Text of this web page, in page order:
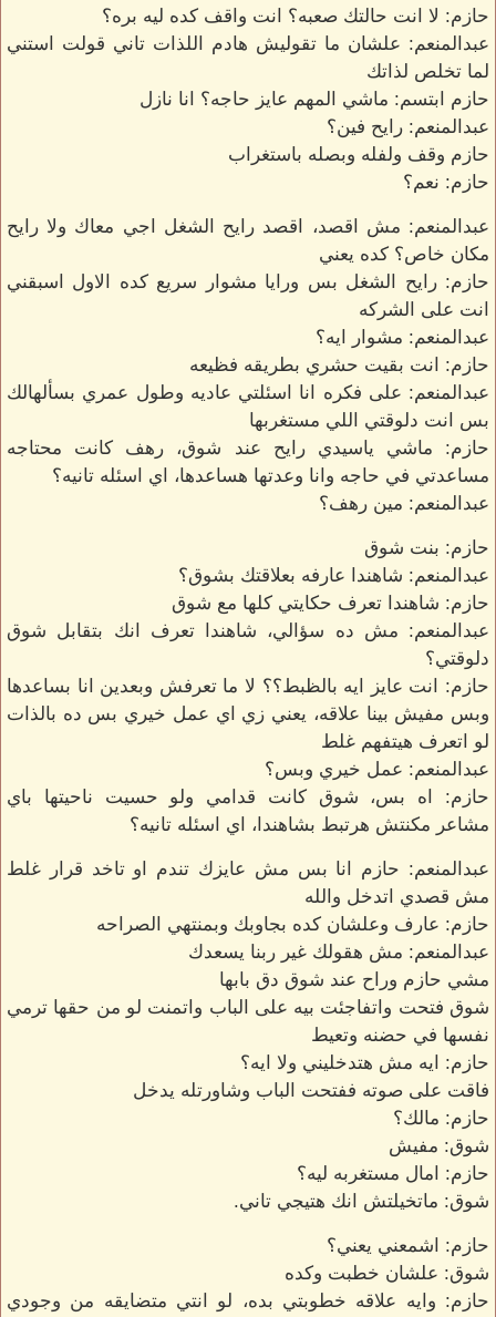
حازم: لا انت حالتك صعبه؟ انت واقف كده ليه بره؟
عبدالمنعم: علشان ما تقوليش هادم اللذات تاني قولت استني
لما تخلص لذاتك
حازم ابتسم: ماشي المهم عايز حاجه؟ انا نازل
عبدالمنعم: رايح فين؟
حازم وقف ولفله وبصله باستغراب
حازم: نعم؟
عبدالمنعم: مش اقصد، اقصد رايح الشغل اجي معاك ولا رايح
مكان خاص؟ كده يعني
حازم: رايح الشغل بس ورايا مشوار سريع كده الاول اسبقني
انت على الشركه
عبدالمنعم: مشوار ايه؟
حازم: انت بقيت حشري بطريقه فظيعه
عبدالمنعم: على فكره انا اسئلتي عاديه وطول عمري بسألهالك
بس انت دلوقتي اللي مستغربها
حازم: ماشي ياسيدي رايح عند شوق، رهف كانت محتاجه
مساعدتي في حاجه وانا وعدتها هساعدها، اي اسئله تانيه؟
عبدالمنعم: مين رهف؟
حازم: بنت شوق
عبدالمنعم: شاهندا عارفه بعلاقتك بشوق؟
حازم: شاهندا تعرف حكايتي كلها مع شوق
عبدالمنعم: مش ده سؤالي، شاهندا تعرف انك بتقابل شوق
دلوقتي؟
حازم: انت عايز ايه بالظبط؟؟ لا ما تعرفش وبعدين انا بساعدها
وبس مفيش بينا علاقه، يعني زي اي عمل خيري بس ده بالذات
لو اتعرف هيتفهم غلط
عبدالمنعم: عمل خيري وبس؟
حازم: اه بس، شوق كانت قدامي ولو حسيت ناحيتها باي
مشاعر مكنتش هرتبط بشاهندا، اي اسئله تانيه؟
عبدالمنعم: حازم انا بس مش عايزك تندم او تاخد قرار غلط
مش قصدي اتدخل والله
حازم: عارف وعلشان كده بجاوبك وبمنتهي الصراحه
عبدالمنعم: مش هقولك غير ربنا يسعدك
مشي حازم وراح عند شوق دق بابها
شوق فتحت واتفاجئت بيه على الباب واتمنت لو من حقها ترمي
نفسها في حضنه وتعيط
حازم: ايه مش هتدخليني ولا ايه؟
فاقت على صوته ففتحت الباب وشاورتله يدخل
حازم: مالك؟
شوق: مفيش
حازم: امال مستغربه ليه؟
شوق: ماتخيلتش انك هتيجي تاني.
حازم: اشمعني يعني؟
شوق: علشان خطبت وكده
حازم: وايه علاقه خطوبتي بده، لو انتي متضايقه من وجودي